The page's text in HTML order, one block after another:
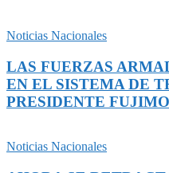
Noticias Nacionales
LAS FUERZAS
EN EL SISTEMA DE
PRESIDENTE
Noticias Nacionales